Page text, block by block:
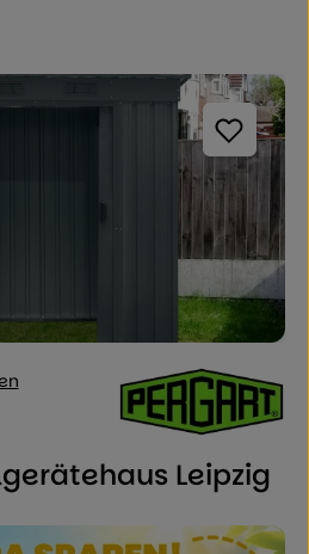
von 0 von 5 Sternen
Leipzig